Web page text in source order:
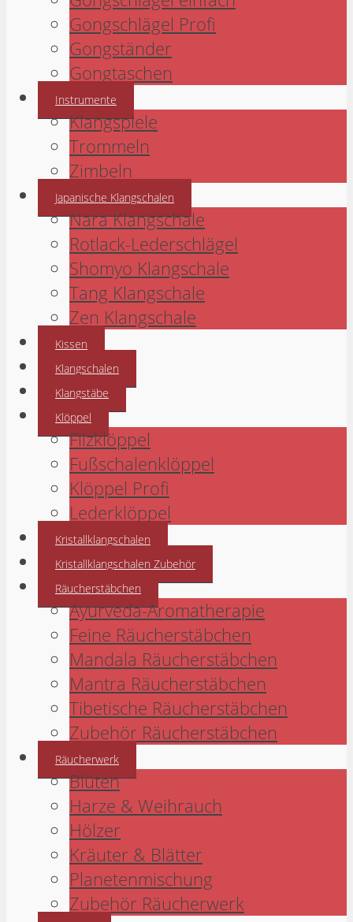
Gongschlägel Profi
Gongständer
Gongtaschen
Instrumente
Klangspiele
Trommeln
Zimbeln
Japanische Klangschalen
Nara Klangschale
Rotlack-Lederschlägel
Shomyo Klangschale
Tang Klangschale
Zen Klangschale
Kissen
Klangschalen
Klangstäbe
Klöppel
Filzklöppel
Fußschalenklöppel
Klöppel Profi
Lederklöppel
Kristallklangschalen
Kristallklangschalen Zubehör
Räucherstäbchen
Ayurveda-Aromatherapie
Feine Räucherstäbchen
Mandala Räucherstäbchen
Mantra Räucherstäbchen
Tibetische Räucherstäbchen
Zubehör Räucherstäbchen
Räucherwerk
Blüten
Harze & Weihrauch
Hölzer
Kräuter & Blätter
Planetenmischung
Zubehör Räucherwerk